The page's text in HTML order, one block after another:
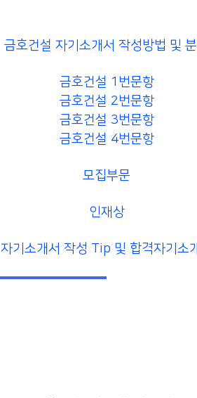
금호건설 자기소개서 작성방법 및
금호건설 1번문항
금호건설 2번문항
금호건설 3번문항
금호건설 4번문항
모집부문
인재상
자기소개서 작성 Tip 및 합격자기소